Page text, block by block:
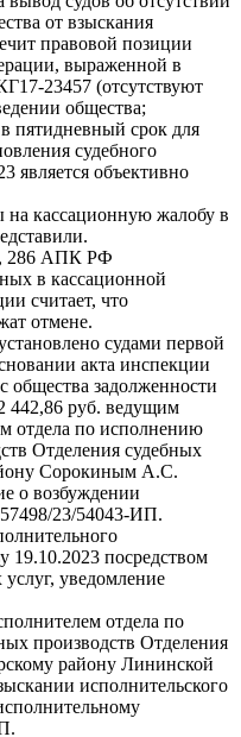
от взыскания
правовой позиции
выраженной в
23457 (отсутствуют
общества;
пятидневный срок для
судебного
является объективно
кассационную жалобу в
286 АПК РФ
в кассационной
считает, что
отмене.
судами первой
акта инспекции
общества задолженности
442,86 руб. ведущим
отдела по исполнению
Отделения судебных
Сорокиным А.С.
о возбуждении
23/54043-ИП.
19.10.2023 посредством
уведомление
отдела по
производств Отделения
району Лининской
исполнительского